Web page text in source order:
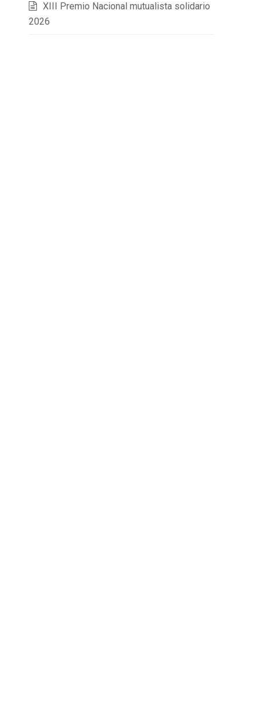
XIII Premio Nacional mutualista solidario
2026